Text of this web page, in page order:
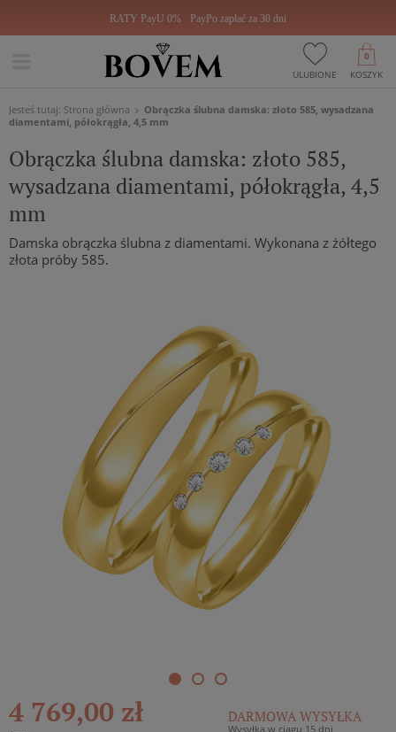
RATY PayU 0% PayPo zapłać za 30 dni
ULUBIONE KOSZYK
0
Jesteś tutaj: Strona główna
Obrączka ślubna damska: złoto 585, wysadzana
diamentami, półokrągła, 4,5 mm
Obrączka ślubna damska: złoto 585,
wysadzana diamentami, półokrągła, 4,5
mm
Damska obrączka ślubna z diamentami. Wykonana z żółtego
złota próby 585.
4 769,00 zł DARMOWA WYSYŁKA
Wysyłka w ciągu 15 dni